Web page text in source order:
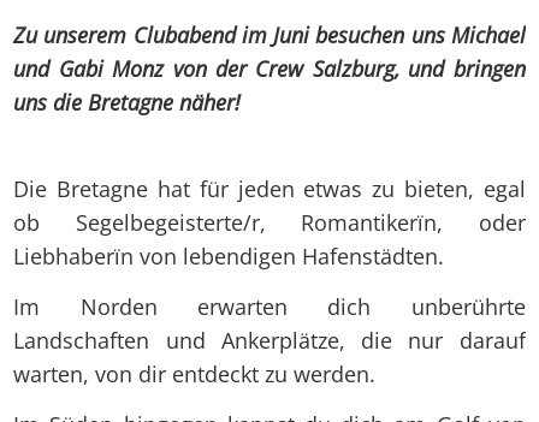
Zu unserem Clubabend im Juni besuchen uns Michael
und Gabi Monz von der Crew Salzburg, und bringen
uns die Bretagne näher!
Die Bretagne hat für jeden etwas zu bieten, egal
ob Segelbegeisterte/r, Romantikerïn, oder
Liebhaberïn von lebendigen Hafenstädten.
Im Norden erwarten dich unberührte
Landschaften und Ankerplätze, die nur darauf
warten, von dir entdeckt zu werden.